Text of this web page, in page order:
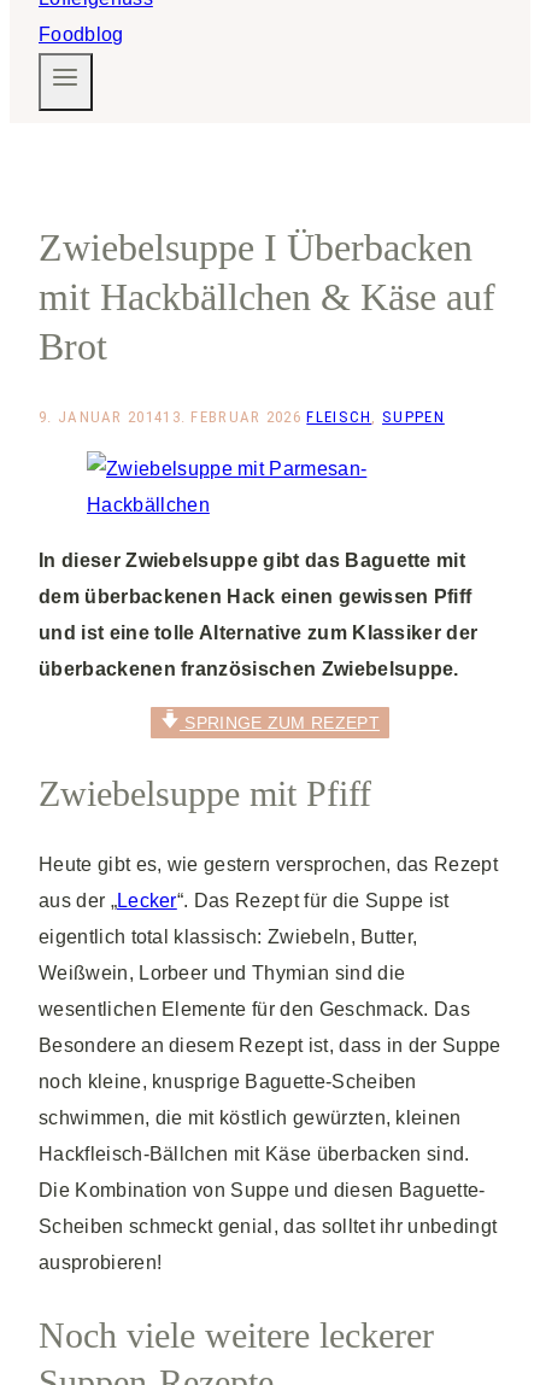
Zwiebelsuppe I Überbacken
mit Hackbällchen & Käse auf
Brot
9. JANUAR 201413. FEBRUAR 2026 FLEISCH ,SUPPEN
In dieser Zwiebelsuppe gibt das Baguette mit
dem überbackenen Hack einen gewissen Pfiff
und ist eine tolle Alternative zum Klassiker der
überbackenen französischen Zwiebelsuppe.
SPRINGE ZUM REZEPT
Zwiebelsuppe mit Pfiff
Heute gibt es, wie gestern versprochen, das Rezept
aus der „Lecker“. Das Rezept für die Suppe ist
eigentlich total klassisch: Zwiebeln, Butter,
Weißwein, Lorbeer und Thymian sind die
wesentlichen Elemente für den Geschmack. Das
Besondere an diesem Rezept ist, dass in der Suppe
noch kleine, knusprige Baguette-Scheiben
schwimmen, die mit köstlich gewürzten, kleinen
Hackfleisch-Bällchen mit Käse überbacken sind.
Die Kombination von Suppe und diesen Baguette-
Scheiben schmeckt genial, das solltet ihr unbedingt
ausprobieren!
Noch viele weitere leckerer